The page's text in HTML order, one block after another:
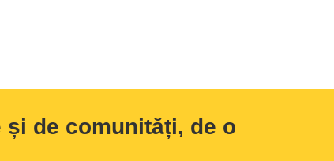
de comunități, de o